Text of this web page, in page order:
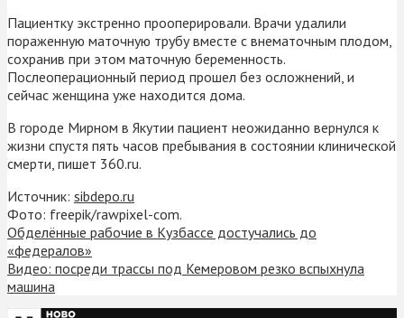
Пациентку экстренно прооперировали. Врачи удалили
пораженную маточную трубу вместе с внематочным плодом,
сохранив при этом маточную беременность.
Послеоперационный период прошел без осложнений, и
сейчас женщина уже находится дома.
В городе Мирном в Якутии пациент неожиданно вернулся к
жизни спустя пять часов пребывания в состоянии клинической
смерти, пишет 360.ru.
Источник: sibdepo.ru
Фото: freepik/rawpixel-com.
Обделённые рабочие в Кузбассе достучались до
«федералов»
Видео: посреди трассы под Кемеровом резко вспыхнула
машина